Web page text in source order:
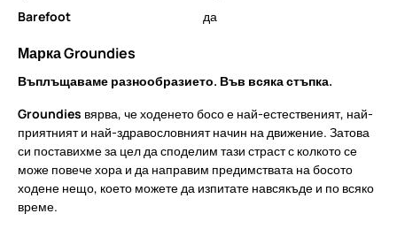
Barefoot
да
Марка Groundies
Въплъщаваме разнообразието. Във всяка стъпка.
Groundies вярва, че ходенето босо е най-естественият, най-
приятният и най-здравословният начин на движение. Затова
си поставихме за цел да споделим тази страст с колкото се
може повече хора и да направим предимствата на босото
ходене нещо, което можете да изпитате навсякъде и по всяко
време.